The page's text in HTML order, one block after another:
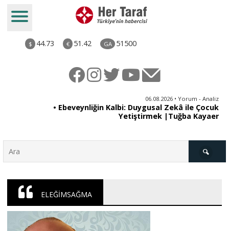
$ 44.73 € 51.42 GA 51500
06.08.2026 • Yorum - Analiz
• Ebeveynliğin Kalbi: Duygusal Zekâ ile Çocuk
Yetiştirmek |Tuğba Kayaer
Derkenar
ELEĞİMSAĞMA